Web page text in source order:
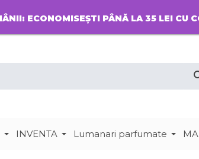
ECONOMISEȘTI PÂNĂ LA 35 LEI CU
INVENTA Lumanari parfumate